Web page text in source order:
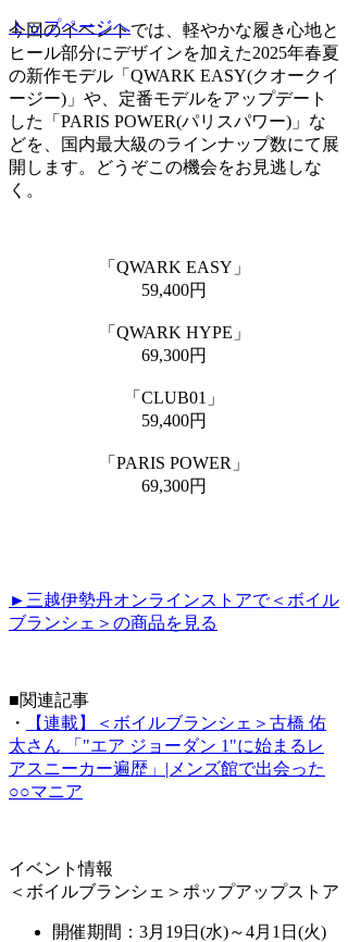
今回のイベントでは、軽やかな履き心地と
ヒール部分にデザインを加えた2025年春夏
の新作モデル「QWARK EASY(クオークイ
ージー)」や、定番モデルをアップデート
した「PARIS POWER(パリスパワー)」な
どを、国内最大級のラインナップ数にて展
開します。どうぞこの機会をお見逃しな
く。
「QWARK EASY」
59,400円
「QWARK HYPE」
69,300円
「CLUB01」
59,400円
「PARIS POWER」
69,300円
►三越伊勢丹オンラインストアで＜ボイル
ブランシェ＞の商品を見る
■関連記事
・
【連載】＜ボイルブランシェ＞古橋 佑
太さん 「"エア ジョーダン 1"に始まるレ
アスニーカー遍歴」|メンズ館で出会った
○○マニア
イベント情報
＜ボイルブランシェ＞ポップアップストア
開催期間：3月19日(水)～4月1日(火)
トップページへ